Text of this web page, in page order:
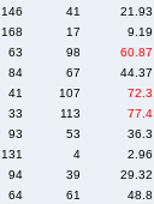
146 41 21.93
168 17 9.19
63 98 60.87
84 67 44.37
41 107 72.3
33 113 77.4
93 53 36.3
131 4 2.96
94 39 29.32
64 61 48.8